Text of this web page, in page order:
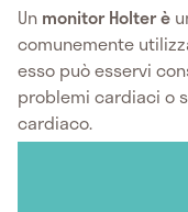
Un monitor Holter è
comunemente
esso può esservi
problemi cardiaci o
cardiaco.